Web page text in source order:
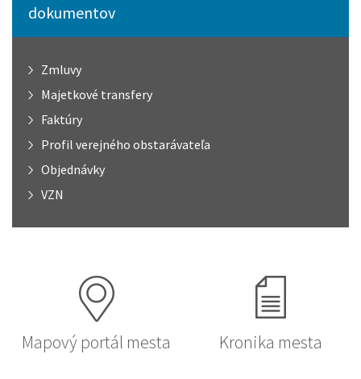
dokumentov
Zmluvy
Majetkové transfery
Faktúry
Profil verejného obstarávateľa
Objednávky
VZN
Mapový portál mesta Kronika mesta